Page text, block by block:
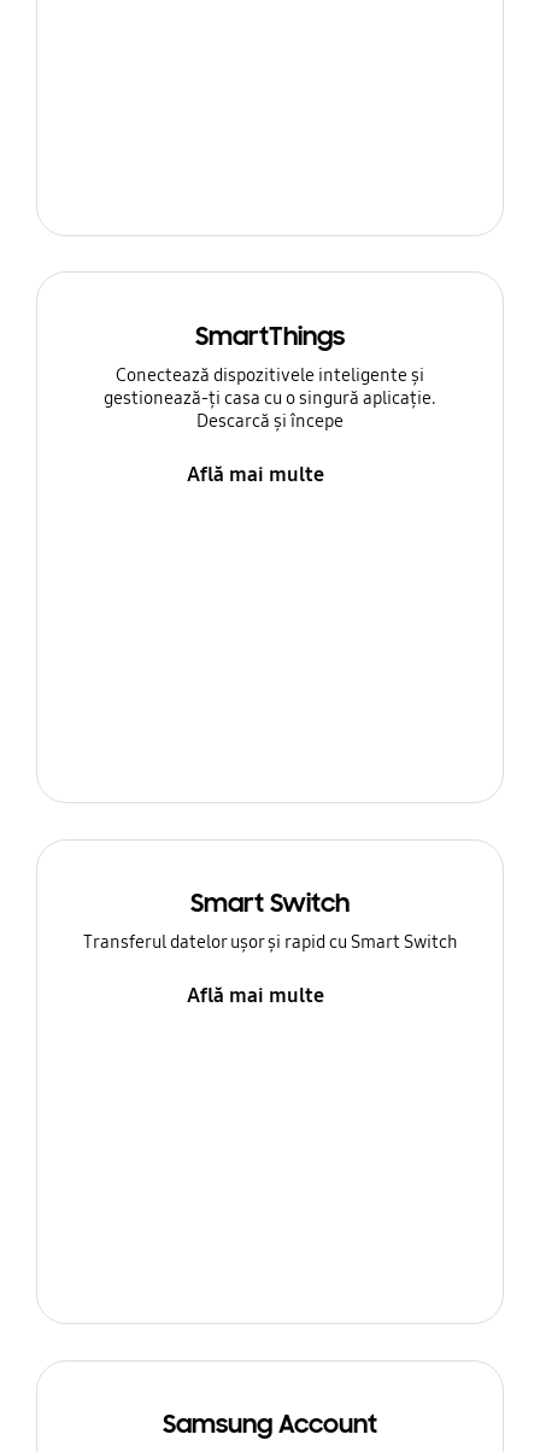
SmartThings
Conectează dispozitivele inteligente și
gestionează-ți casa cu o singură aplicație.
Descarcă și începe
Află mai multe
Smart Switch
Transferul datelor ușor și rapid cu Smart Switch
Află mai multe
Samsung Account